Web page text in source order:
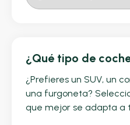
¿Qué tipo de
¿Prefieres un SUV, un
una furgoneta?
que mejor se adapta a